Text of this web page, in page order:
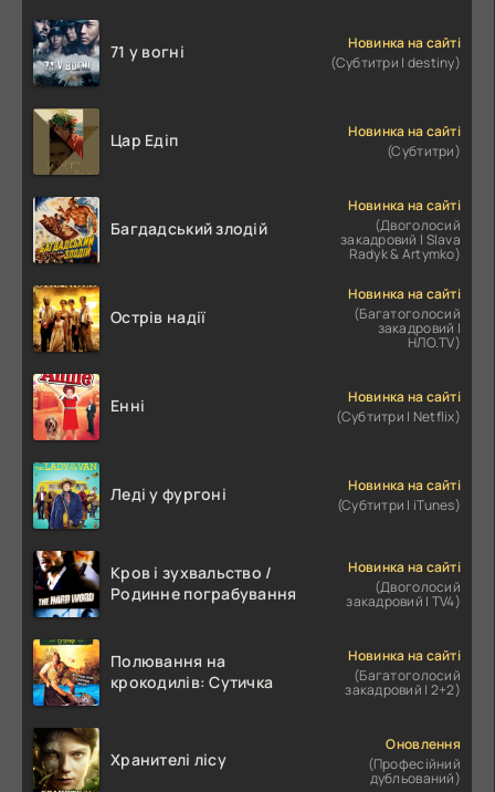
71 у вогні
Новинка на сайті
(Субтитри | destiny)
Цар Едіп
Новинка на сайті
(Субтитри)
Багдадський злодій
Новинка на сайті
(Двоголосий
закадровий | Slava
Radyk & Artymko)
Острів надії
Новинка на сайті
(Багатоголосий
закадровий |
НЛО.TV)
Енні
Новинка на сайті
(Субтитри | Netflix)
Леді у фургоні
Новинка на сайті
(Субтитри | iTunes)
Кров і зухвальство /
Родинне пограбування
Новинка на сайті
(Двоголосий
закадровий | TV4)
Полювання на
крокодилів: Сутичка
Новинка на сайті
(Багатоголосий
закадровий | 2+2)
Хранителі лісу
Оновлення
(Професійний
дубльований)